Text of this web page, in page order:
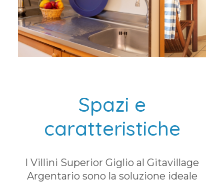
Spazi e
caratteristiche
I Villini Superior Giglio al Gitavillage
Argentario sono la soluzione ideale